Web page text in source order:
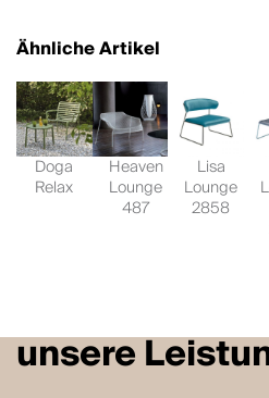
Ähnliche Artikel
Doga
Relax
Heaven
Lounge
487
Lisa
Lounge
2858
unsere